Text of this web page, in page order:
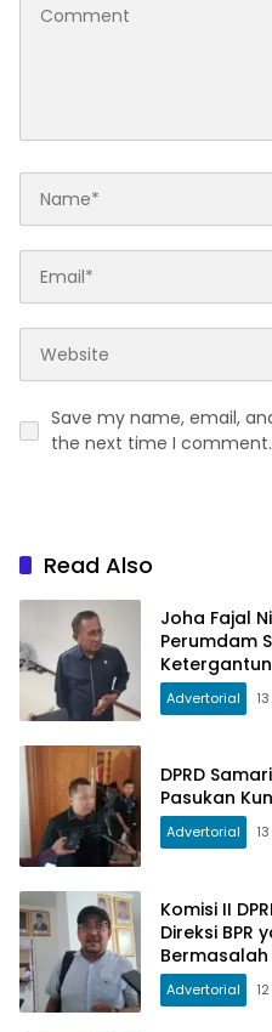
Save my name, email,
the next time I comment.
Read Also
Joha Fajal
Perumdam
Advertorial
DPRD
Pasukan
Advertorial
Komisi II
Direksi BPR
Bermasalah
Advertorial